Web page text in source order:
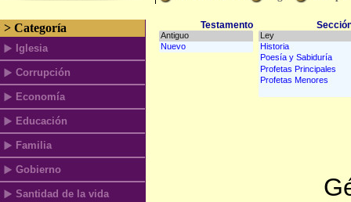
> Categoría
Iglesia
Corrupción
Economía
Educación
Familia
Gobierno
Santidad de la vida
Testamento